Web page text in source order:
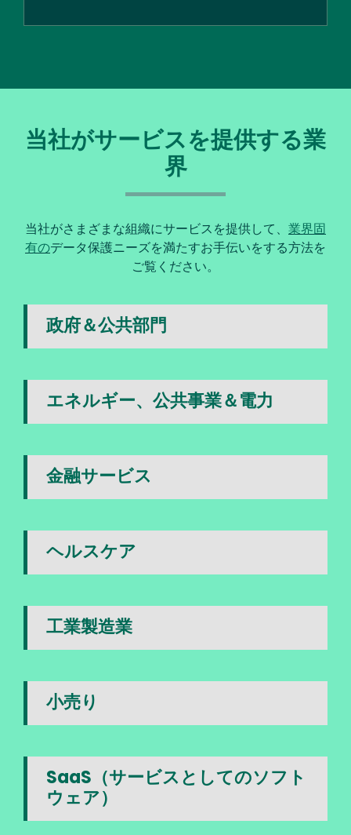
当社がサービスを提供する業
界
当社がさまざまな組織にサービスを提供して、 業界固
有のデータ保護ニーズを満たすお手伝いをする方法を
ご覧ください。
政府＆公共部門
エネルギー、公共事業＆電力
金融サービス
ヘルスケア
工業製造業
小売り
SaaS（サービスとしてのソフト
ウェア）